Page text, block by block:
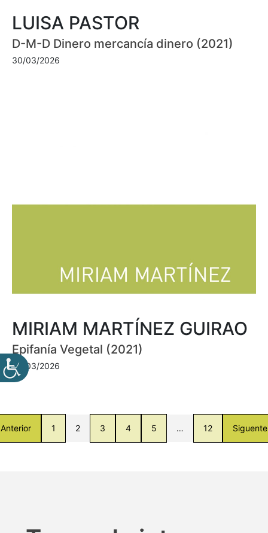
LUISA PASTOR
D-M-D Dinero mercancía dinero (2021)
30/03/2026
MIRIAM MARTÍNEZ GUIRAO
Epifanía Vegetal (2021)
30/03/2026
Anterior 1 2 3 4 5 … 12 Siguente